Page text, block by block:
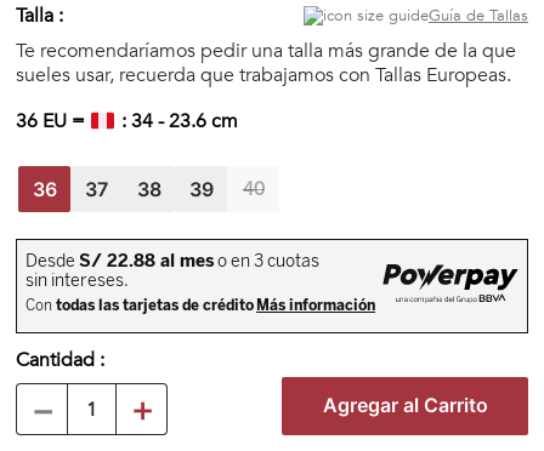
🤑 Zona Outlet
Mi cuenta
Favoritos
Talla : Guía de Tallas
Te recomendaríamos pedir una talla más grande de la que
sueles usar, recuerda que trabajamos con Tallas Europeas.
36 EU = :34-23.6cm
36 37 38 39 40
Cantidad
＋
－ Agregar al Carrito